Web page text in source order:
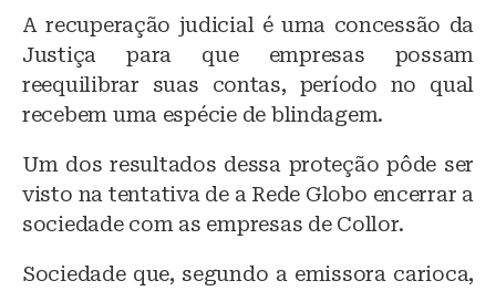
A recuperação judicial é uma concessão da
Justiça para que empresas possam
reequilibrar suas contas, período no qual
recebem uma espécie de blindagem.
Um dos resultados dessa proteção pôde ser
visto na tentativa de a Rede Globo encerrar a
sociedade com as empresas de Collor.
Sociedade que, segundo a emissora carioca,